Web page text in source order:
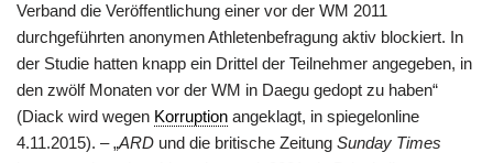
Verband die Veröffentlichung einer vor der WM 2011
durchgeführten anonymen Athletenbefragung aktiv blockiert. In
der Studie hatten knapp ein Drittel der Teilnehmer angegeben, in
den zwölf Monaten vor der WM in Daegu gedopt zu haben“
(Diack wird wegen Korruption angeklagt, in spiegelonline
4.11.2015). – „ARD und die britische Zeitung Sunday Times